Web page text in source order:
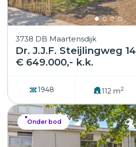
3738 DB Maartensdijk
Dr. J.J.F. Steijlingweg 14
€ 649.000,- k.k.
1948 112 m2
Onder bod